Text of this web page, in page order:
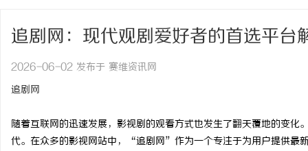
追剧网：现代观剧爱好者的首选平台
2026-06-02 发布于 赛维资讯网
追剧网
随着互联网的迅速发展，影视剧的观看方式也发生了翻天覆地的变
代。在众多的影视网站中，“追剧网”作为一个专注于为用户提供最